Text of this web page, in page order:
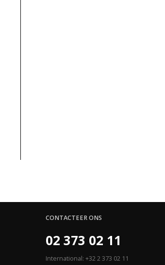
CONTACTEER ONS
02 373 02 11
International: +32 2 373 02 11